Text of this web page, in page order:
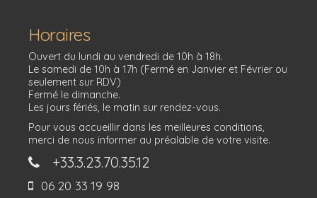
Horaires
Ouvert du lundi au vendredi de 10h à 18h.
Le samedi de 10h à 17h (Fermé en Janvier et Février ou
seulement sur RDV)
Fermé le dimanche.
Les jours fériés, le matin sur rendez-vous.
Pour vous accueillir dans les meilleures conditions,
merci de nous informer au préalable de votre visite.
+33.3.23.70.35.12
06 20 33 19 98